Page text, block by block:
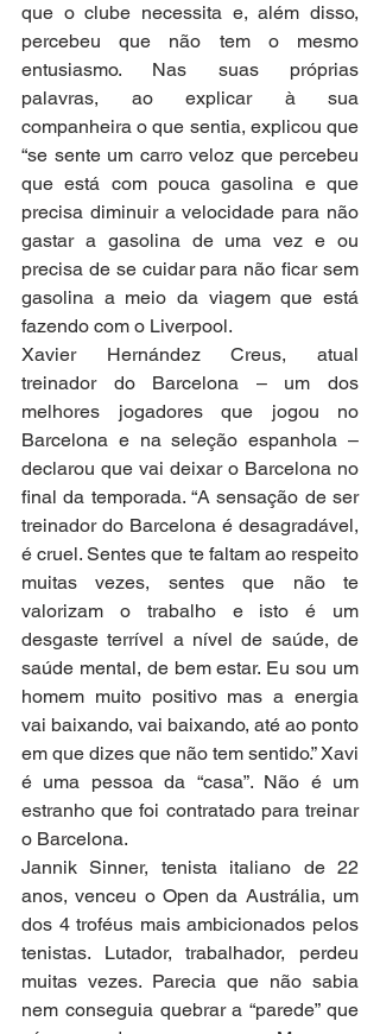
que o clube necessita e, além disso,
percebeu que não tem o mesmo
entusiasmo. Nas suas próprias
palavras, ao explicar à sua
companheira o que sentia, explicou que
“se sente um carro veloz que percebeu
que está com pouca gasolina e que
precisa diminuir a velocidade para não
gastar a gasolina de uma vez e ou
precisa de se cuidar para não ficar sem
gasolina a meio da viagem que está
fazendo com o Liverpool.
Xavier Hernández Creus, atual
treinador do Barcelona – um dos
melhores jogadores que jogou no
Barcelona e na seleção espanhola –
declarou que vai deixar o Barcelona no
final da temporada. “A sensação de ser
treinador do Barcelona é desagradável,
é cruel. Sentes que te faltam ao respeito
muitas vezes, sentes que não te
valorizam o trabalho e isto é um
desgaste terrível a nível de saúde, de
saúde mental, de bem estar. Eu sou um
homem muito positivo mas a energia
vai baixando, vai baixando, até ao ponto
em que dizes que não tem sentido.” Xavi
é uma pessoa da “casa”. Não é um
estranho que foi contratado para treinar
o Barcelona.
Jannik Sinner, tenista italiano de 22
anos, venceu o Open da Austrália, um
dos 4 troféus mais ambicionados pelos
tenistas. Lutador, trabalhador, perdeu
muitas vezes. Parecia que não sabia
nem conseguia quebrar a “parede” que